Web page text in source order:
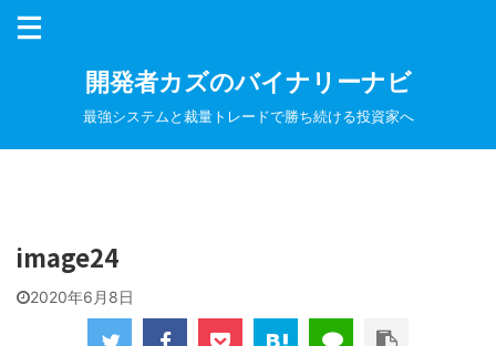
開発者カズのバイナリーナビ
最強システムと裁量トレードで勝ち続ける投資家へ
image24
2020年6月8日